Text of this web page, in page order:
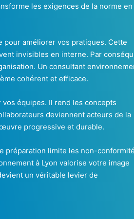
les exigences de la norme en
améliorer vos pratiques. Cette
invisibles en interne. Par
Un consultant
cohérent et efficace.
vos équipes. Il rend les concepts
deviennent acteurs de la
progressive et durable.
préparation limite les non-
à Lyon valorise votre image
un véritable levier de